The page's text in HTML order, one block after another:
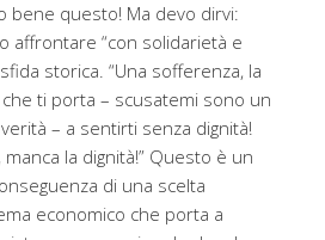
bene questo! Ma devo dirvi:
affrontare “con solidarietà e
storica. “Una sofferenza, la
ti porta – scusatemi sono un
– a sentirti senza dignità!
manca la dignità!” Questo è un
di una scelta
economico che porta a